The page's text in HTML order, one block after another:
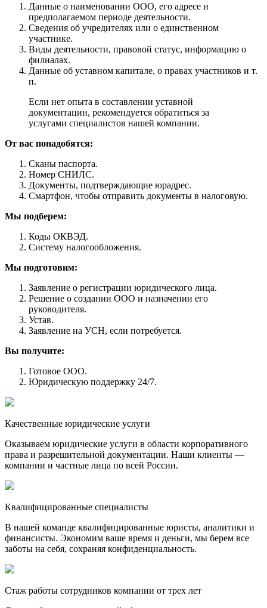
Данные о наименовании ООО, его адресе и
предполагаемом периоде деятельности.
Сведения об учредителях или о единственном
участнике.
Виды деятельности, правовой статус, информацию о
филиалах.
Данные об уставном капитале, о правах участников и т.
п.
Если нет опыта в составлении уставной
документации, рекомендуется обратиться за
услугами специалистов нашей компании.
От вас понадобятся:
Сканы паспорта.
Номер СНИЛС.
Документы, подтверждающие юрадрес.
Смартфон, чтобы отправить документы в налоговую.
Мы подберем:
Коды ОКВЭД.
Систему налогообложения.
Мы подготовим:
Заявление о регистрации юридического лица.
Решение о создании ООО и назначении его
руководителя.
Устав.
Заявление на УСН, если потребуется.
Вы получите:
Готовое ООО.
Юридическую поддержку 24/7.
Качественные юридические услуги
Оказываем юридические услуги в области корпоративного
права и разрешительной документации. Наши клиенты —
компании и частные лица по всей России.
Квалифицированные специалисты
В нашей команде квалифицированные юристы, аналитики и
финансисты. Экономим ваше время и деньги, мы берем все
заботы на себя, сохраняя конфиденциальность.
Стаж работы сотрудников компании от трех лет